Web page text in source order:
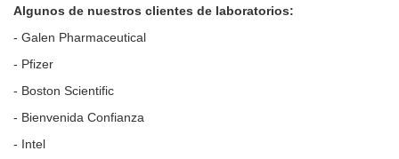
Algunos de nuestros clientes de laboratorios:
- Galen Pharmaceutical
- Pfizer
- Boston Scientific
- Bienvenida Confianza
- Intel